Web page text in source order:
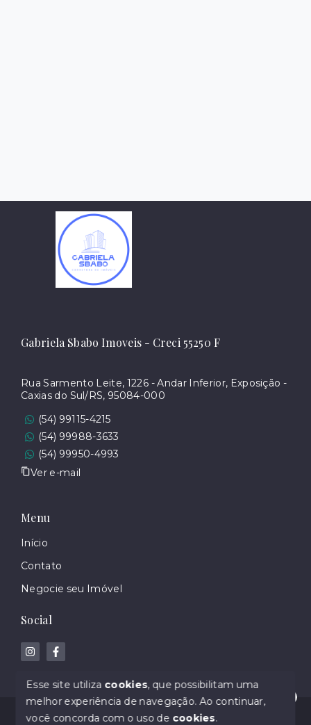
Gabriela Sbabo Imoveis - Creci 55250 F
Rua Sarmento Leite, 1226 - Andar Inferior, Exposição -
Caxias do Sul/RS, 95084-000
(54) 99115-4215
(54) 99988-3633
(54) 99950-4993
Ver e-mail
Menu
Início
Contato
Negocie seu Imóvel
Social
© Copyright 2026 - Gabriela Sbabo Imoveis - Creci
Olá! Estamos disponíveis para te ajudar.
Esse site utiliza cookies, que possibilitam uma
melhor experiência de navegação.Ao continuar,
você concorda com o uso de cookies.